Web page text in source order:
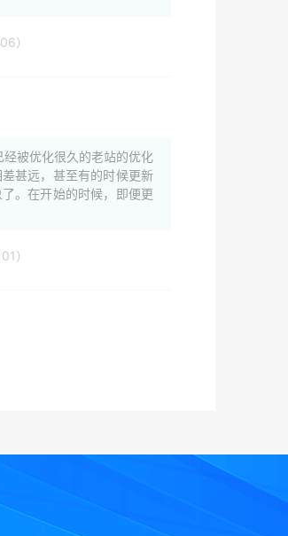
）
被优化很久的老站的优化
甚远，甚至有的时候更新
。在开始的时候，即便更
）